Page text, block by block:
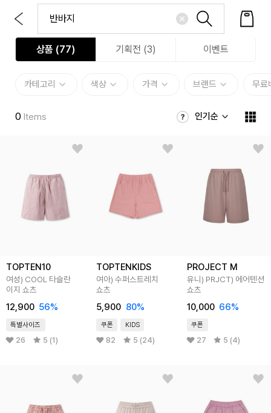
상품 (77) 기획전 (3) 이벤트
카테고리 색상 가격 브랜드 무료
0 Items 인기순
TOPTEN10
여성) COOL 타슬란
이지 쇼츠
12,900 56%
특별사이즈
26 5 (1)
TOPTENKIDS
여아) 수퍼스트레치
쇼츠
5,900 80%
쿠폰 KIDS
82 5 (24)
PROJECT M
유니) PRJCT) 에어텐션
쇼츠
10,000 66%
쿠폰
27 5 (4)